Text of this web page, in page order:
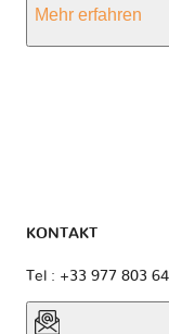
Mehr erfahren
KONTAKT
Tel : +33 977 803